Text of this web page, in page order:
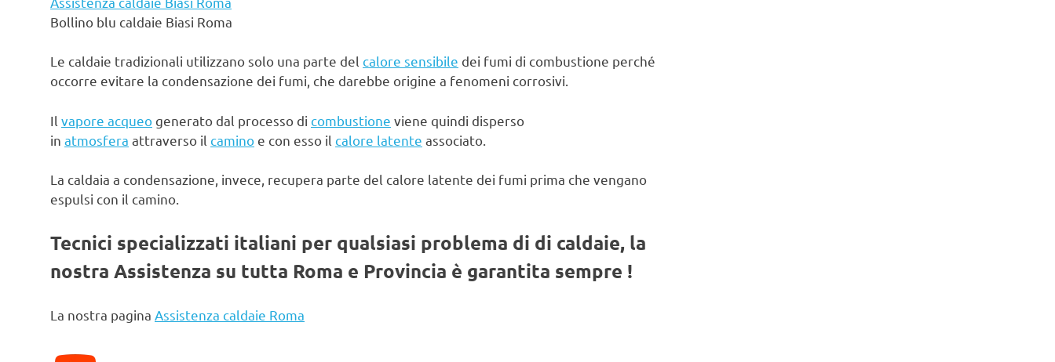
Bollino blu caldaie Biasi Roma
Le caldaie tradizionali utilizzano solo una parte del calore sensibile dei fumi di combustione perché
occorre evitare la condensazione dei fumi, che darebbe origine a fenomeni corrosivi.
Il vapore acqueo generato dal processo di combustione viene quindi disperso
in atmosfera attraverso il camino e con esso il calore latente associato.
La caldaia a condensazione, invece, recupera parte del calore latente dei fumi prima che vengano
espulsi con il camino.
Tecnici specializzati italiani per qualsiasi problema di di caldaie, la
nostra Assistenza su tutta Roma e Provincia è garantita sempre !
La nostra pagina Assistenza caldaie Roma